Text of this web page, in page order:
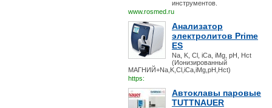
инструментов.
www.rosmed.ru
Анализатор
электролитов Prime
ES
Na, K, Cl, iCa, iMg, pH, Hct
(Ионизированный
МАГНИЙ+Na,K,Cl,iCa,iMg,pH,Hct)
https:
Автоклавы паровые
TUTTNAUER